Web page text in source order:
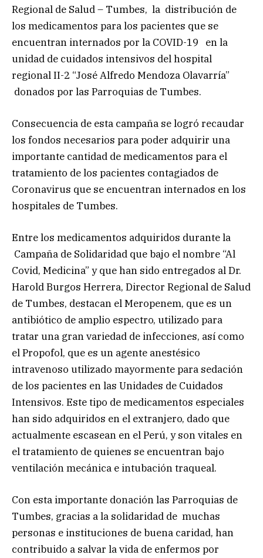
Regional de Salud – Tumbes, la distribución de
los medicamentos para los pacientes que se
encuentran internados por la COVID-19 en la
unidad de cuidados intensivos del hospital
regional II-2 “José Alfredo Mendoza Olavarría”
donados por las Parroquias de Tumbes.
Consecuencia de esta campaña se logró recaudar
los fondos necesarios para poder adquirir una
importante cantidad de medicamentos para el
tratamiento de los pacientes contagiados de
Coronavirus que se encuentran internados en los
hospitales de Tumbes.
Entre los medicamentos adquiridos durante la
Campaña de Solidaridad que bajo el nombre “Al
Covid, Medicina” y que han sido entregados al Dr.
Harold Burgos Herrera, Director Regional de Salud
de Tumbes, destacan el Meropenem, que es un
antibiótico de amplio espectro, utilizado para
tratar una gran variedad de infecciones, así como
el Propofol, que es un agente anestésico
intravenoso utilizado mayormente para sedación
de los pacientes en las Unidades de Cuidados
Intensivos. Este tipo de medicamentos especiales
han sido adquiridos en el extranjero, dado que
actualmente escasean en el Perú, y son vitales en
el tratamiento de quienes se encuentran bajo
ventilación mecánica e intubación traqueal.
Con esta importante donación las Parroquias de
Tumbes, gracias a la solidaridad de muchas
personas e instituciones de buena caridad, han
contribuido a salvar la vida de enfermos por